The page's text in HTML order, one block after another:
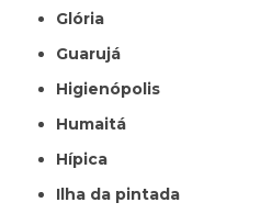
Glória
Guarujá
Higienópolis
Humaitá
Hípica
Ilha da pintada